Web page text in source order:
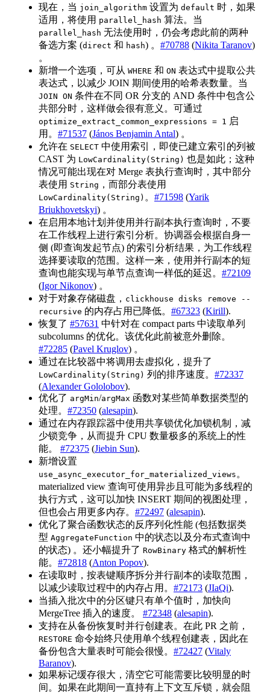
现在，当 join_algorithm 设置为 default 时，如果
适用，将使用 parallel_hash 算法。当
parallel_hash 无法使用时，仍会考虑此前的两种
备选方案 (direct 和 hash) 。 #70788 (Nikita Taranov)
。
新增一个选项，可从 WHERE 和 ON 表达式中提取公共
表达式，以减少 JOIN 期间使用的哈希表数量。当
JOIN ON 条件在不同 OR 分支的 AND 条件中包含公
共部分时，这样做会很有意义。可通过
optimize_extract_common_expressions = 1
启
用。 #71537 (János Benjamin Antal) 。
允许在 SELECT 中使用索引，即使已建立索引的列被
CAST 为 LowCardinality(String) 也是如此；这种
情况可能出现在对 Merge 表执行查询时，其中部分
表使用 String ，而部分表使用
LowCardinality(String) 。 #71598 (Yarik
Briukhovetskyi) 。
在启用本地计划并使用并行副本执行查询时，不要
在工作线程上进行索引分析。协调器会根据自身一
侧 (即查询发起节点) 的索引分析结果，为工作线程
选择要读取的范围。这样一来，使用并行副本的短
查询也能实现与单节点查询一样低的延迟。 #72109
(Igor Nikonov) 。
对于对象存储磁盘， clickhouse disks remove --
recursive 的内存占用已降低。 #67323 (Kirill).
恢复了 #57631 中针对在 compact parts 中读取单列
subcolumns 的优化。该优化此前被意外删除。
#72285 (Pavel Kruglov) 。
通过在比较器中将调用去虚拟化，提升了
LowCardinality(String) 列的排序速度。 #72337
(Alexander Gololobov).
优化了 argMin/argMax 函数对某些简单数据类型的
处理。 #72350 (alesapin).
通过在内存跟踪器中使用共享锁优化加锁机制，减
少锁竞争，从而提升 CPU 数量极多的系统上的性
能。 #72375 (Jiebin Sun).
新增设置
use_async_executor_for_materialized_views 。
materialized view 查询可使用异步且可能为多线程的
执行方式，这可以加快 INSERT 期间的视图处理，
但也会占用更多内存。 #72497 (alesapin).
优化了聚合函数状态的反序列化性能 (包括数据类
型 AggregateFunction 中的状态以及分布式查询中
的状态) 。还小幅提升了 RowBinary 格式的解析性
能。 #72818 (Anton Popov).
在读取时，按表键顺序拆分并行副本的读取范围，
以减少读取过程中的内存占用。 #72173 (JIaQi).
当插入批次中的分区键只有单个值时，加快向
MergeTree 插入的速度。 #72348 (alesapin).
支持在从备份恢复时并行创建表。在此 PR 之前，
RESTORE 命令始终只使用单个线程创建表，因此在
备份包含大量表时可能会很慢。 #72427 (Vitaly
Baranov).
如果标记缓存很大，清空它可能需要比较明显的时
间。如果在此期间一直持有上下文互斥锁，就会阻